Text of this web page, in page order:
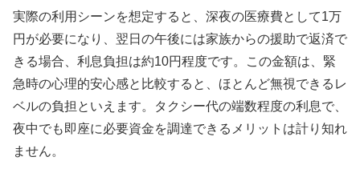
実際の利用シーンを想定すると、深夜の医療費として1万
円が必要になり、翌日の午後には家族からの援助で返済で
きる場合、利息負担は約10円程度です。この金額は、緊
急時の心理的安心感と比較すると、ほとんど無視できるレ
ベルの負担といえます。タクシー代の端数程度の利息で、
夜中でも即座に必要資金を調達できるメリットは計り知れ
ません。